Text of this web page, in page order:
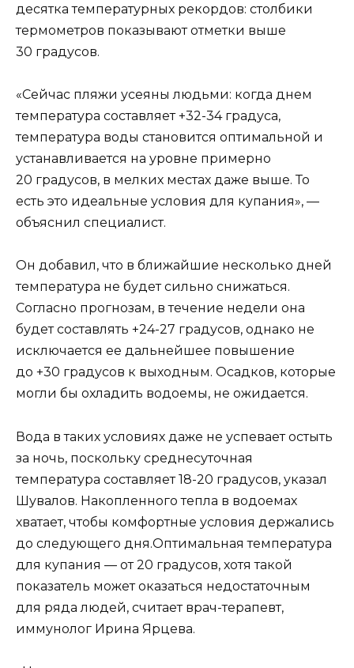
десятка температурных рекордов: столбики
термометров показывают отметки выше
30 градусов.
«Сейчас пляжи усеяны людьми: когда днем
температура составляет +32-34 градуса,
температура воды становится оптимальной и
устанавливается на уровне примерно
20 градусов, в мелких местах даже выше. То
есть это идеальные условия для купания», —
объяснил специалист.
Он добавил, что в ближайшие несколько дней
температура не будет сильно снижаться.
Согласно прогнозам, в течение недели она
будет составлять +24-27 градусов, однако не
исключается ее дальнейшее повышение
до +30 градусов к выходным. Осадков, которые
могли бы охладить водоемы, не ожидается.
Вода в таких условиях даже не успевает остыть
за ночь, поскольку среднесуточная
температура составляет 18-20 градусов, указал
Шувалов. Накопленного тепла в водоемах
хватает, чтобы комфортные условия держались
до следующего дня.Оптимальная температура
для купания — от 20 градусов, хотя такой
показатель может оказаться недостаточным
для ряда людей, считает врач-терапевт,
иммунолог Ирина Ярцева.